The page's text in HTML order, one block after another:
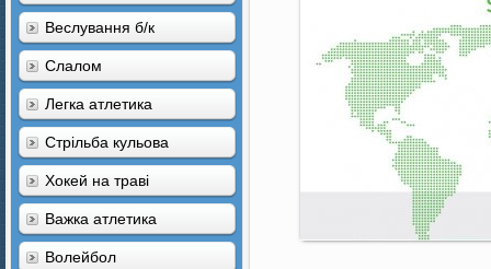
Веслування б/к
Cлалом
Легка атлетика
Стрільба кульова
Хокей на траві
Важка атлетика
Волейбол